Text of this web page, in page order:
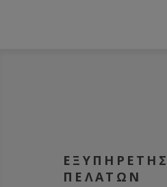
ΠΕΛΑΤΩΝ